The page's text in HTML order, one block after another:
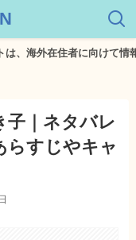
在住者に向けて情報を発信
子｜ネタバレ
らすじやキャ